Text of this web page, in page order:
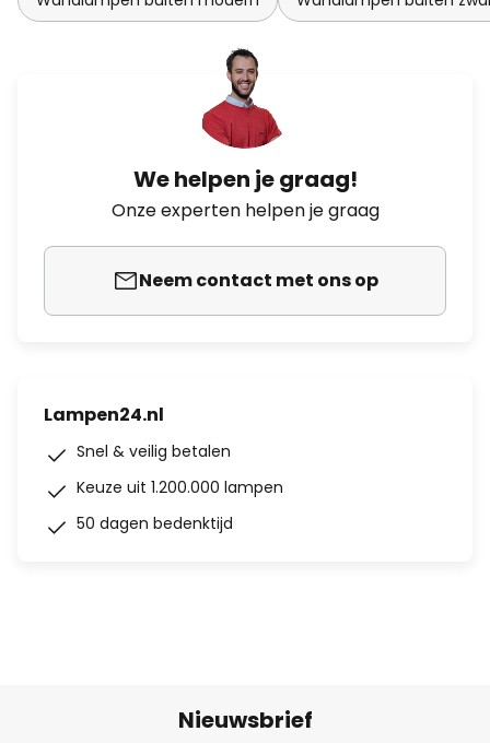
We helpen je graag!
Onze experten helpen je graag
Neem contact met ons op
Lampen24.nl
Snel & veilig betalen
Keuze uit 1.200.000 lampen
50 dagen bedenktijd
Nieuwsbrief